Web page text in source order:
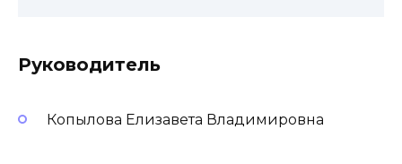
Руководитель
Копылова Елизавета Владимировна